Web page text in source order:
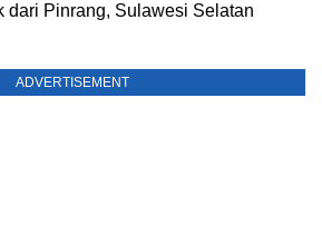
dari Pinrang, Sulawesi Selatan
ADVERTISEMENT